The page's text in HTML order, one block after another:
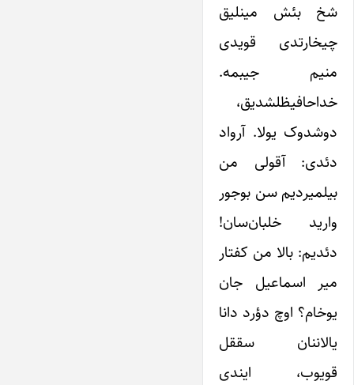
شخ بئش مینلیق
چیخارتدی قویدی
منیم جیبمه.
خداحافیظلشدیق،
دوشدوک یولا. آرواد
دئدی: آقولی من
بیلمیردیم سن بوجور
وارید خلبان‌سان!
دئدیم: بالا من کفتار
میر اسماعیل جان
یوخام؟ اوچ دؤرد دانا
یالاننان سققل
قویوب، ایندی